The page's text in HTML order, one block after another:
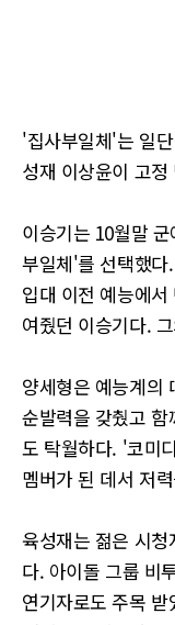
'집사부일체'는 일
성재 이상윤이 고정
이승기는 10월말
부일체'를 선택했
입대 이전 예능에
여줬던 이승기다.
양세형은 예능계의
순발력을 갖췄고
도 탁월하다. '코미
멤버가 된 데서 저
육성재는 젊은 시
다. 아이돌 그룹 비
연기자로도 주목